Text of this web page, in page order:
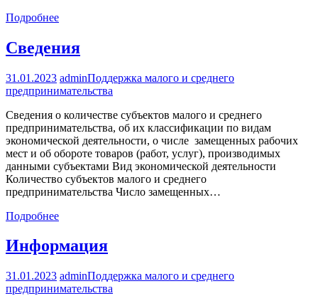
Подробнее
Сведения
31.01.2023 adminПоддержка малого и среднего
предпринимательства
Сведения о количестве субъектов малого и среднего
предпринимательства, об их классификации по видам
экономической деятельности, о числе замещенных рабочих
мест и об обороте товаров (работ, услуг), производимых
данными субъектами Вид экономической деятельности
Количество субъектов малого и среднего
предпринимательства Число замещенных…
Подробнее
Информация
31.01.2023 adminПоддержка малого и среднего
предпринимательства